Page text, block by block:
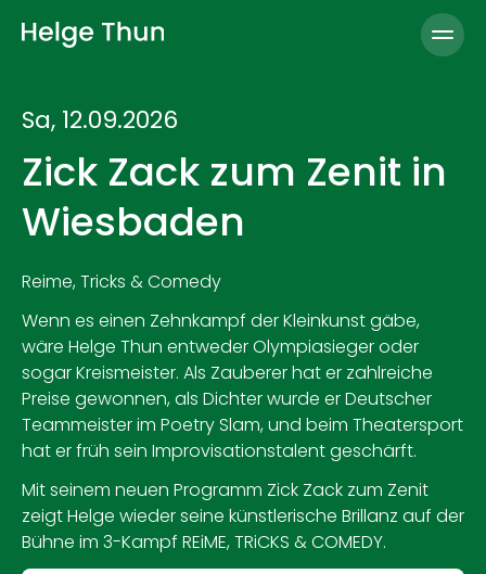
Sa, 12.09.2026
Zick Zack zum Zenit in
Wiesbaden
Reime, Tricks & Comedy
Wenn es einen Zehnkampf der Kleinkunst gäbe,
wäre Helge Thun entweder Olympiasieger oder
sogar Kreismeister. Als Zauberer hat er zahlreiche
Preise gewonnen, als Dichter wurde er Deutscher
Teammeister im Poetry Slam, und beim Theatersport
hat er früh sein Improvisationstalent geschärft.
Mit seinem neuen Programm Zick Zack zum Zenit
zeigt Helge wieder seine künstlerische Brillanz auf der
Bühne im 3-Kampf REiME, TRiCKS & COMEDY.